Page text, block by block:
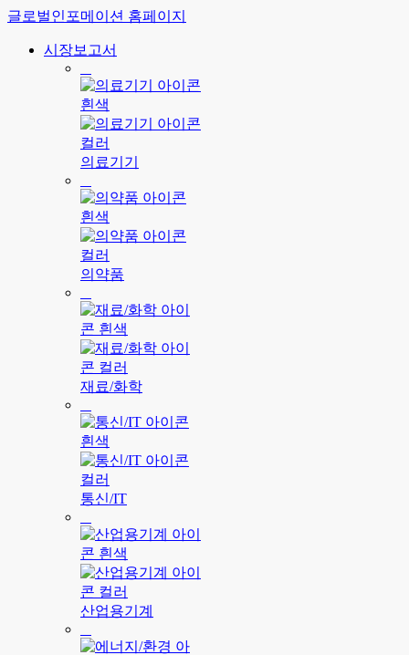
글로벌인포메이션 홈페이지
시장보고서
의료기기
의약품
재료/화학
통신/IT
산업용기계